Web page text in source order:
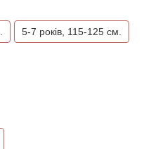
5-7 років, 115-125 см.